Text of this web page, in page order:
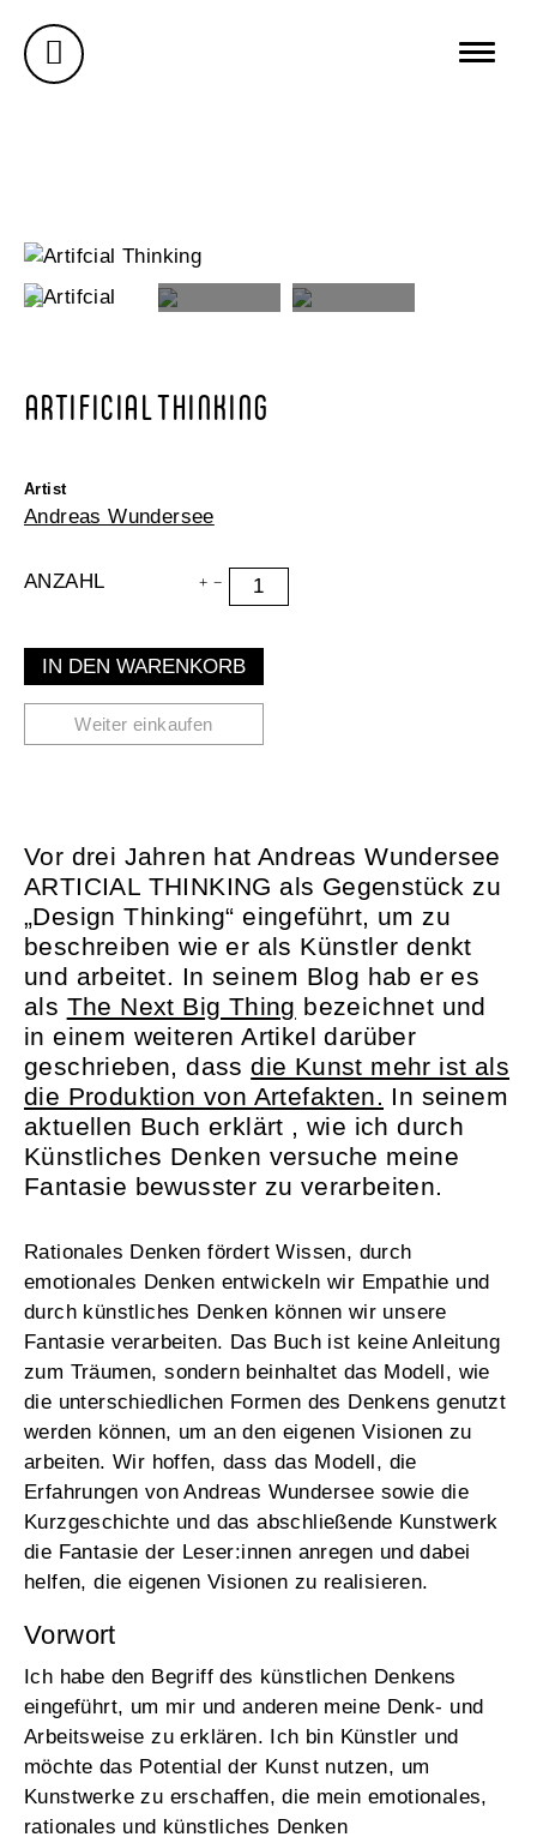
BUREAU WUNDERSEE
ARTIFICIAL THINKING
Artist
Andreas Wundersee
ANZAHL
IN DEN WARENKORB
Weiter einkaufen
Vor drei Jahren hat Andreas Wundersee
ARTICIAL THINKING als Gegenstück zu
„Design Thinking“ eingeführt, um zu
beschreiben wie er als Künstler denkt
und arbeitet. In seinem Blog hab er es
als The Next Big Thing bezeichnet und
in einem weiteren Artikel darüber
geschrieben, dassdie Kunst mehr ist als
die Produktion von Artefakten.
In seinem
aktuellen Buch erklärt , wie ich durch
Künstliches Denken versuche meine
Fantasie bewusster zu verarbeiten.
Rationales Denken fördert Wissen, durch
emotionales Denken entwickeln wir Empathie und
durch künstliches Denken können wir unsere
Fantasie verarbeiten. Das Buch ist keine Anleitung
zum Träumen, sondern beinhaltet das Modell, wie
die unterschiedlichen Formen des Denkens genutzt
werden können, um an den eigenen Visionen zu
arbeiten. Wir hoffen, dass das Modell, die
Erfahrungen von Andreas Wundersee sowie die
Kurzgeschichte und das abschließende Kunstwerk
die Fantasie der Leser:innen anregen und dabei
helfen, die eigenen Visionen zu realisieren.
Vorwort
Ich habe den Begriff des künstlichen Denkens
eingeführt, um mir und anderen meine Denk- und
Arbeitsweise zu erklären. Ich bin Künstler und
möchte das Potential der Kunst nutzen, um
Kunstwerke zu erschaffen, die mein emotionales,
rationales und künstliches Denken